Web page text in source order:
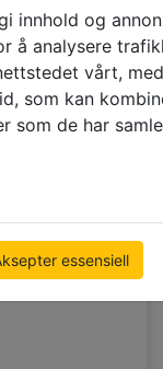
innhold og
å analysere
vårt,
som kan
som de har
essensiell